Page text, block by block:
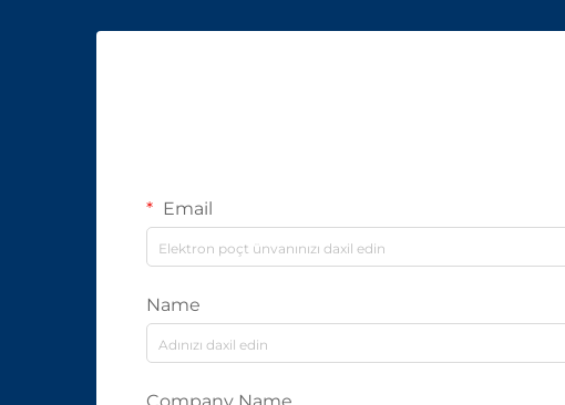
Email
Name